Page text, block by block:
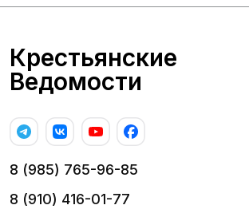
Крестьянские
Ведомости
8 (985) 765-96-85
8 (910) 416-01-77